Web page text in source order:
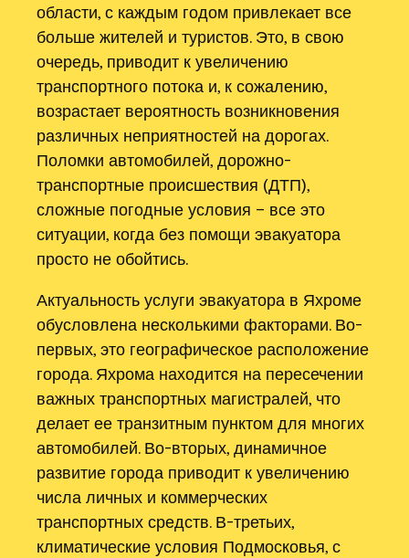
области, с каждым годом привлекает все
больше жителей и туристов. Это, в свою
очередь, приводит к увеличению
транспортного потока и, к сожалению,
возрастает вероятность возникновения
различных неприятностей на дорогах.
Поломки автомобилей, дорожно-
транспортные происшествия (ДТП),
сложные погодные условия – все это
ситуации, когда без помощи эвакуатора
просто не обойтись.
Актуальность услуги эвакуатора в Яхроме
обусловлена несколькими факторами. Во-
первых, это географическое расположение
города. Яхрома находится на пересечении
важных транспортных магистралей, что
делает ее транзитным пунктом для многих
автомобилей. Во-вторых, динамичное
развитие города приводит к увеличению
числа личных и коммерческих
транспортных средств. В-третьих,
климатические условия Подмосковья, с